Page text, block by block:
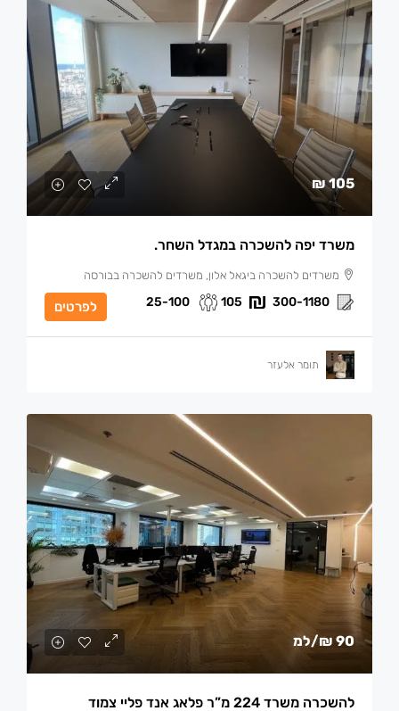
105 ₪
משרד יפה להשכרה במגדל השחר.
משרדים להשכרה ביגאל אלון, משרדים להשכרה בבורסה
300-1180
105
25-100 לפרטים
תומר אלעזר
90 ₪ /למ
להשכרה משרד 224 מ”ר פלאג אנד פליי צמוד